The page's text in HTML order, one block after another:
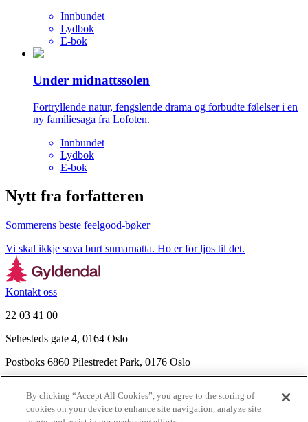
Innbundet
Lydbok
E-bok
Under midnattssolen
Fortryllende natur, fengslende drama og forbudte følelser i en
ny familiesaga fra Lofoten.
Innbundet
Lydbok
E-bok
Nytt fra forfatteren
Sommerens beste feelgood-bøker
Vi skal ikkje sova burt sumarnatta. Ho er for ljos til det.
Kontakt oss
22 03 41 00
Sehesteds gate 4, 0164 Oslo
Postboks 6860 Pilestredet Park, 0176 Oslo
Nyhetsbrev
By clicking “Accept All Cookies”, you agree to the storing of
cookies on your device to enhance site navigation, analyze site